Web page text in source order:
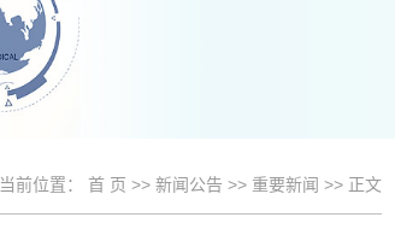
当前位置： 首 页 >> 新闻公告 >> 重要新闻 >> 正文